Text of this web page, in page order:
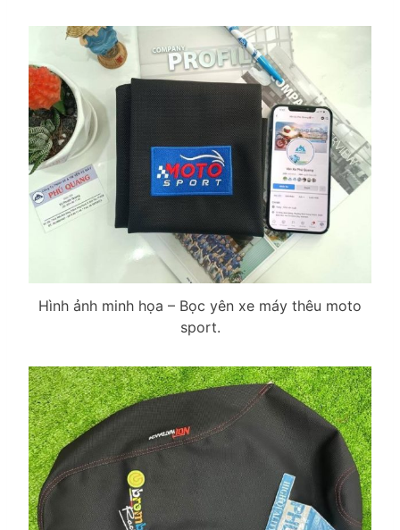
Hình ảnh minh họa – Bọc yên xe máy thêu moto
sport.